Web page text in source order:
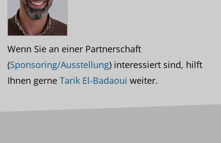
Wenn Sie an einer Partnerschaft
(Sponsoring/Ausstellung) interessiert sind, hilft
Ihnen gerne Tarik El-Badaoui weiter.